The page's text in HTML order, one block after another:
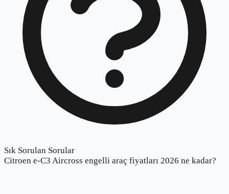
Sık Sorulan Sorular
Citroen e-C3 Aircross engelli araç fiyatları 2026 ne kadar?